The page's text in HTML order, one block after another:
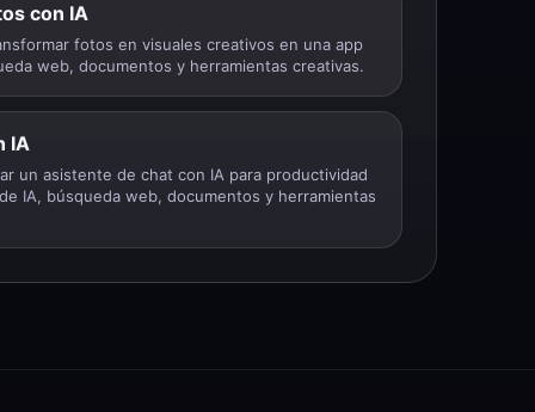
con IA
fotos en visuales creativos en una app
web, documentos y herramientas creativas.
IA
un asistente de chat con IA para productividad
IA, búsqueda web, documentos y herramientas